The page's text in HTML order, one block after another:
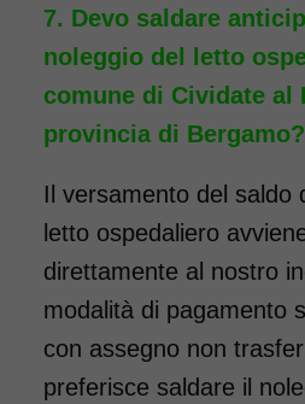
Devo saldare
noleggio del letto
comune di Cividate al
provincia di Bergamo?
Il versamento del saldo
letto ospedaliero
direttamente al nostro
modalità di pagamento
con assegno non
preferisce saldare il